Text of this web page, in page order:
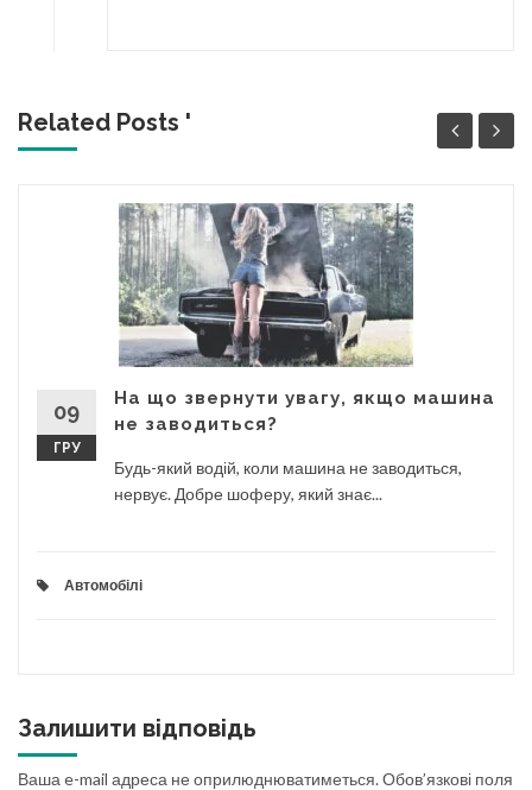
Related Posts '
09
ГРУ
На що звернути увагу, якщо машина
не заводиться?
Будь-який водій, коли машина не заводиться,
нервує. Добре шоферу, який знає...
Автомобілі
Залишити відповідь
Ваша e-mail адреса не оприлюднюватиметься.Обов’язкові поля